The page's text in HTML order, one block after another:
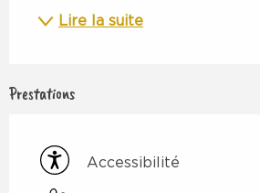
Lire la suite
Prestations
Accessibilité